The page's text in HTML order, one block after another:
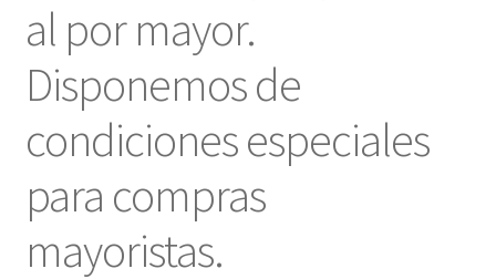
al por mayor.
Disponemos de
condiciones especiales
para compras
mayoristas.